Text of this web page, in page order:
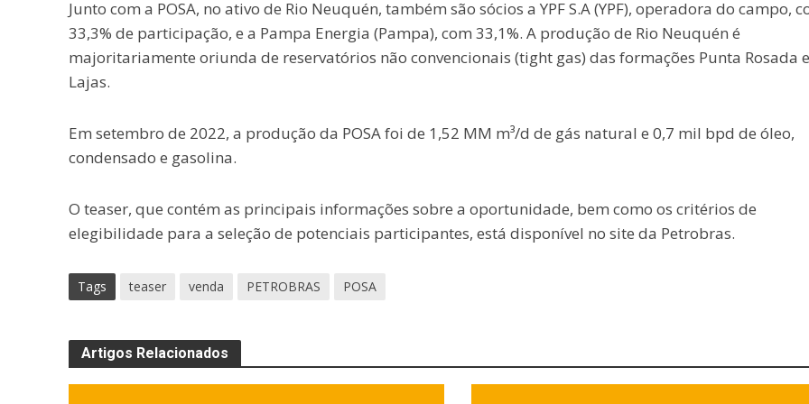
Junto com a POSA, no ativo de Rio Neuquén, também são sócios a YPF S.A (YPF), operadora do campo,
33,3% de participação, e a Pampa Energia (Pampa), com 33,1%. A produção de Rio Neuquén é
majoritariamente oriunda de reservatórios não convencionais (tight gas) das formações Punta Rosada e
Lajas.
Em setembro de 2022, a produção da POSA foi de 1,52 MM m³/d de gás natural e 0,7 mil bpd de óleo,
condensado e gasolina.
O teaser, que contém as principais informações sobre a oportunidade, bem como os critérios de
elegibilidade para a seleção de potenciais participantes, está disponível no site da Petrobras.
Tags teaser venda PETROBRAS POSA
Artigos Relacionados